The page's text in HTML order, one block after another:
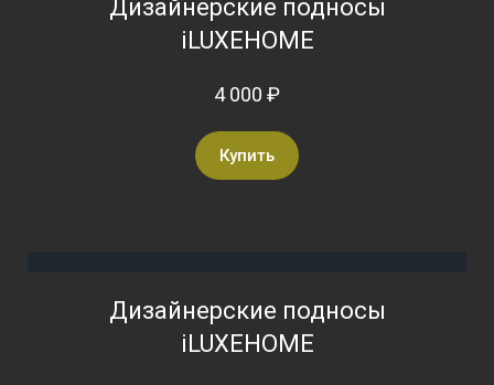
Дизайнерские подносы
iLUXEHOME
4 000 ₽
Купить
Дизайнерские подносы
iLUXEHOME